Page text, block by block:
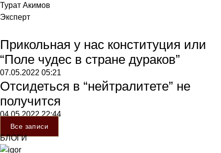
Турат Акимов
Эксперт
Прикольная у нас конституция или
“Поле чудес в стране дураков”
07.05.2022 05:21
Отсидеться в “нейтралитете” не
получится
04.05.202222:44
Все записи
БЛОГИ